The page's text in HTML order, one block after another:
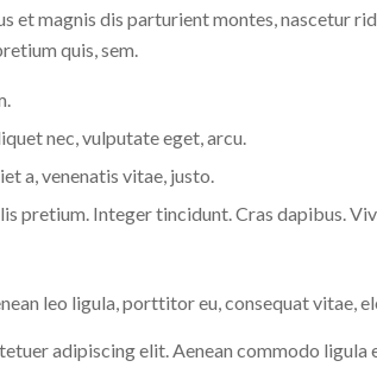
et magnis dis parturient montes, nascetur
quis, sem.
nec, vulputate eget, arcu.
a, venenatis vitae, justo.
pretium. Integer tincidunt. Cras dapibus.
leo ligula, porttitor eu, consequat vitae,
adipiscing elit. Aenean commodo ligula